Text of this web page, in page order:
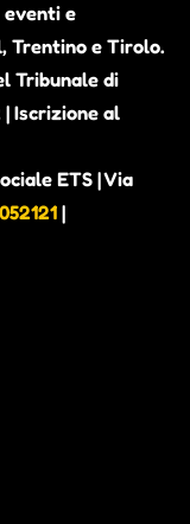
eventi e
Trentino e Tirolo.
Tribunale di
Iscrizione al
ETS | Via
|